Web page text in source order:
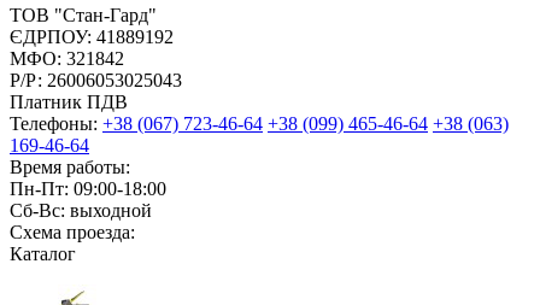
ТОВ "Стан-Гард"
ЄДРПОУ: 41889192
МФО: 321842
Р/Р: 26006053025043
Платник ПДВ
Телефоны: +38 (067) 723-46-64 +38 (099) 465-46-64 +38 (063)
169-46-64
Время работы:
Пн-Пт: 09:00-18:00
Сб-Вс: выходной
Схема проезда:
Каталог